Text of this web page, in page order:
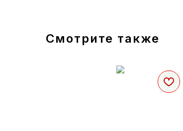
Смотрите также